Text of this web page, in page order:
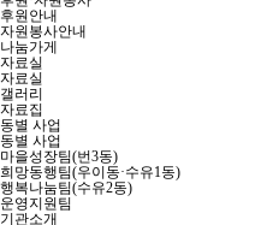
후원안내
자원봉사안내
나눔가게
자료실
자료실
갤러리
자료집
동별 사업
동별 사업
마을성장팀(번3동)
희망동행팀(우이동·수유1동)
행복나눔팀(수유2동)
운영지원팀
기관소개